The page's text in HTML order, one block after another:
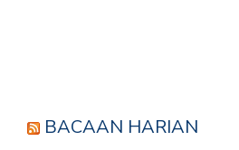
BACAAN HARIAN